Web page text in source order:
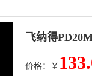
飞纳得
价格：￥